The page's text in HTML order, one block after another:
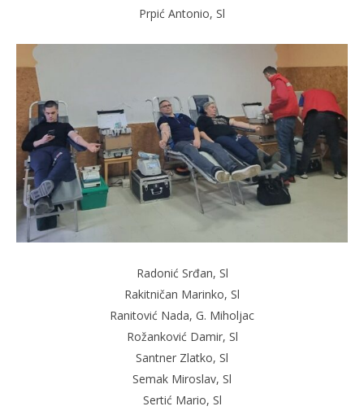
Prpić Antonio, Sl
Radonić Srđan, Sl
Rakitničan Marinko, Sl
Ranitović Nada, G. Miholjac
Rožanković Damir, Sl
Santner Zlatko, Sl
Semak Miroslav, Sl
Sertić Mario, Sl